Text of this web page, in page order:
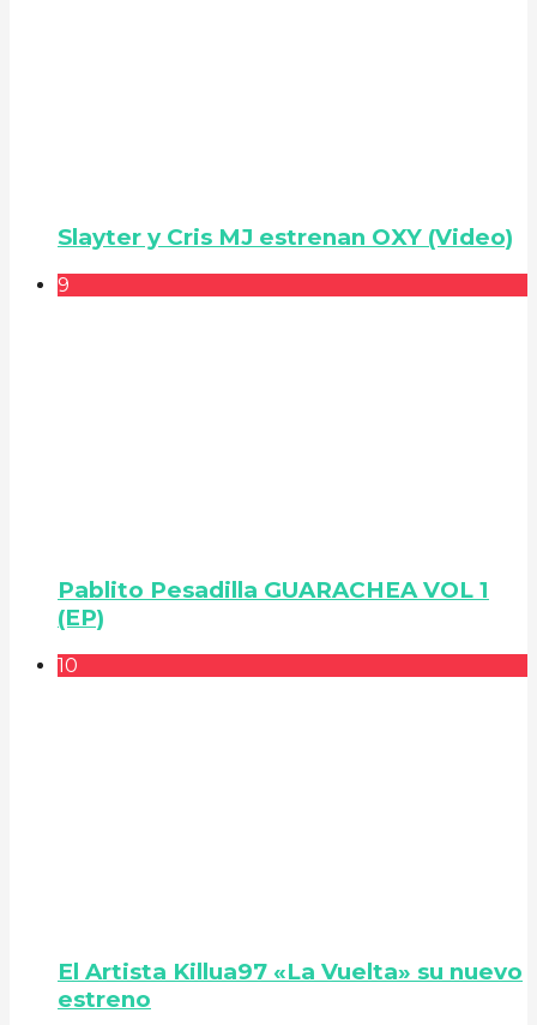
Slayter y Cris MJ estrenan OXY (Video)
9
Pablito Pesadilla GUARACHEA VOL 1
(EP)
10
El Artista Killua97 «La Vuelta» su nuevo
estreno